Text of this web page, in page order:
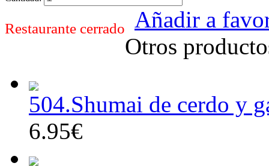
Restaurante cerrado
Añadir a
Otros
504.Shumai de cerdo y
6.95€